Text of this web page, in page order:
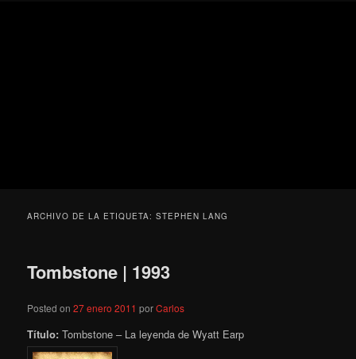
ARCHIVO DE LA ETIQUETA:STEPHEN LANG
Tombstone | 1993
Posted on27 enero 2011 porCarlos
Título: Tombstone – La leyenda de Wyatt Earp